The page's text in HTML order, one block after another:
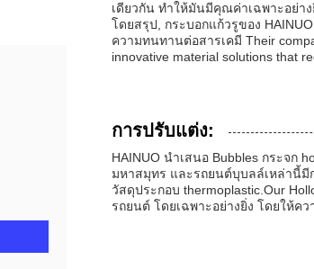
เดียวกัน ทําให้มันมีคุณค่าเฉพาะอย่า
โดยสรุป, กระบอกแก้วรูของ
ความทนทานต่อสารเคมี Their
innovative material solutions that
การปรับแต่ง:
HAINUO นําเสนอ Bubbles กระจก
มหาสมุทร และรถยนต์บุบลล์เหล่านี้มี
วัสดุประกอบ thermoplastic.Our
รถยนต์ โดยเฉพาะอย่างยิ่ง โดยให้ค